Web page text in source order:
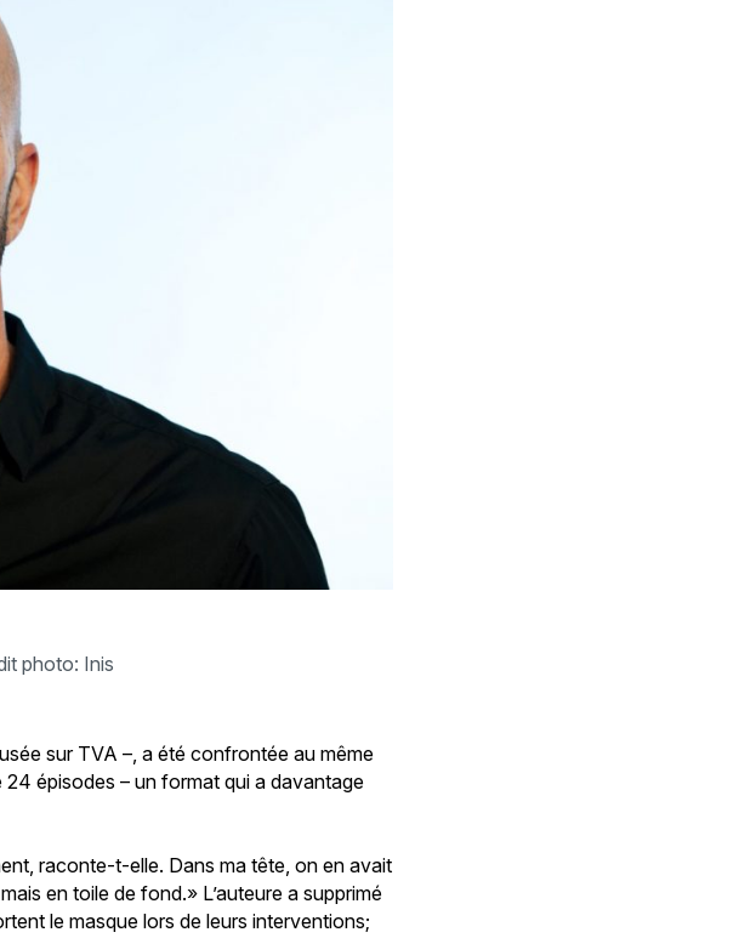
photo: Inis
sur TVA –, a été confrontée au même
épisodes – un format qui a davantage
raconte-t-elle. Dans ma tête, on en avait
en toile de fond.» L’auteure a supprimé
le masque lors de leurs interventions;